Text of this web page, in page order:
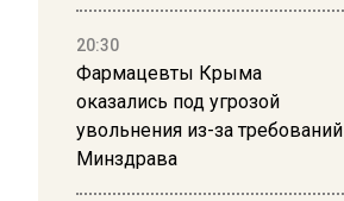
20:30
Фармацевты Крыма
оказались под угрозой
увольнения из-за требований
Минздрава